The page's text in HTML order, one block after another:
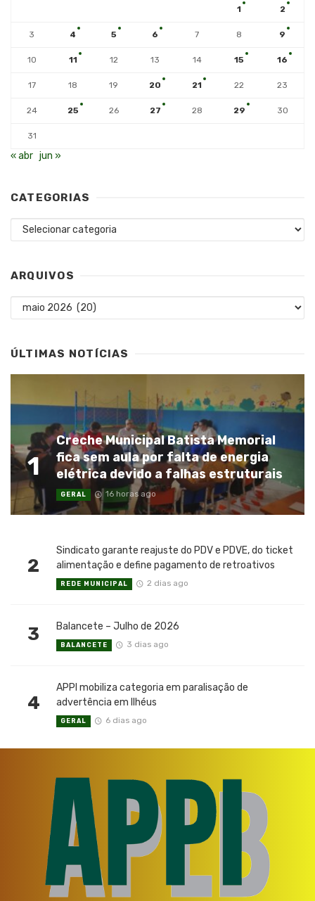
1 2
3 4 5 6 7 8 9
10 11 12 13 14 15 16
17 18 19 20 21 22 23
24 25 26 27 28 29 30
31
« abr jun »
CATEGORIAS
Categorias
ARQUIVOS
Arquivos
ÚLTIMAS NOTÍCIAS
1
Creche Municipal Batista Memorial
fica sem aula por falta de energia
elétrica devido a falhas estruturais
GERAL 16 horas ago
2
Sindicato garante reajuste do PDV e PDVE, do ticket
alimentação e define pagamento de retroativos
REDE MUNICIPAL 2 dias ago
3 Balancete – Julho de 2026
BALANCETE 3 dias ago
4
APPI mobiliza categoria em paralisação de
advertência em Ilhéus
GERAL 6 dias ago